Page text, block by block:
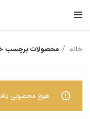
خانه محصولات برچسب
هیچ محصولی